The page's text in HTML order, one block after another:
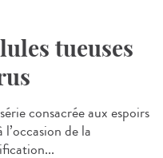
tueuses
consacrée aux espoirs
de la